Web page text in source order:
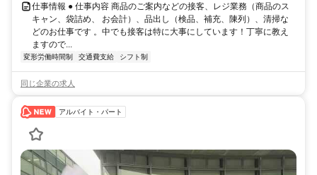
仕事情報 ● 仕事内容 商品のご案内などの接客、レジ業務（商品のス
キャン、袋詰め、 お会計）、品出し（検品、補充、陳列）、清掃な
どのお仕事です 。中でも接客は特に大事にしています！丁寧に教え
ますので...
変形労働時間制 交通費支給 シフト制
同じ企業の求人
アルバイト・パート